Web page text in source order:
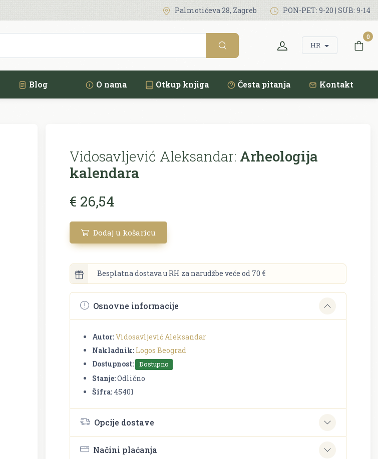
Palmotićeva 28, Zagreb PON-PET: 9-20 | SUB: 9-14
HR
0
Blog O nama Otkup knjiga Česta pitanja Kontakt
Vidosavljević Aleksandar: Arheologija
kalendara
€ 26,54
Dodaj u košaricu
Besplatna dostava u RH za narudžbe veće od 70 €
Osnovne informacije
Autor:Vidosavljević Aleksandar
Nakladnik: Logos Beograd
Dostupnost:
Dostupno
Stanje:Odlično
Šifra: 45401
Opcije dostave
Načini plaćanja